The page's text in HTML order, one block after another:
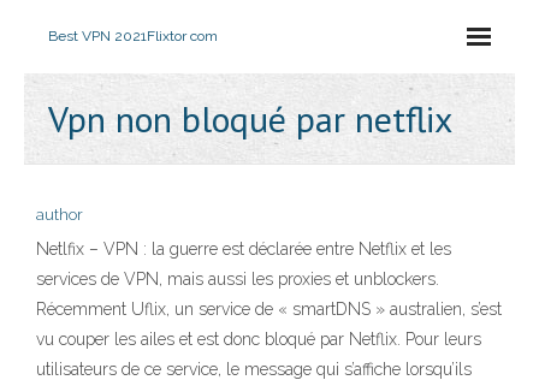
Best VPN 2021Flixtor com
Vpn non bloqué par netflix
author
Netlfix – VPN : la guerre est déclarée entre Netflix et les
services de VPN, mais aussi les proxies et unblockers.
Récemment Uflix, un service de « smartDNS » australien, s’est
vu couper les ailes et est donc bloqué par Netflix. Pour leurs
utilisateurs de ce service, le message qui s’affiche lorsqu’ils